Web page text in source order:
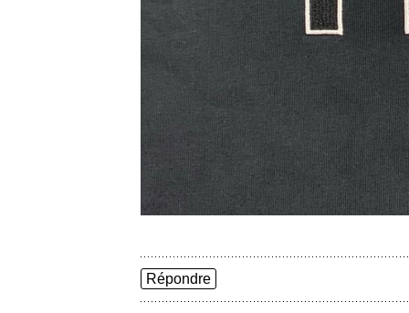
Répondre